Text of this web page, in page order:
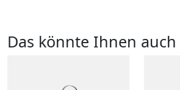
Das könnte Ihnen